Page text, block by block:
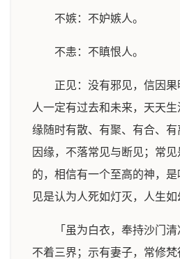
不嫉：不妒嫉人。
不恚：不瞋恨人。
正见：没有邪见，信因
人一定有过去和未来，天天
缘随时有散、有聚、有合、
因缘，不落常见与断见；常
的，相信有一个至高的神，
见是认为人死如灯灭，人生如
「虽为白衣，奉持沙门
不着三界；示有妻子，常修